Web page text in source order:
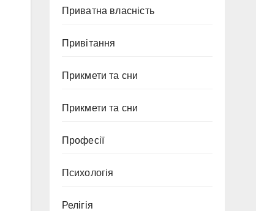
Приватна власність
Привітання
Прикмети та сни
Прикмети та сни
Професії
Психологія
Релігія